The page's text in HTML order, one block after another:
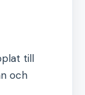
till
och